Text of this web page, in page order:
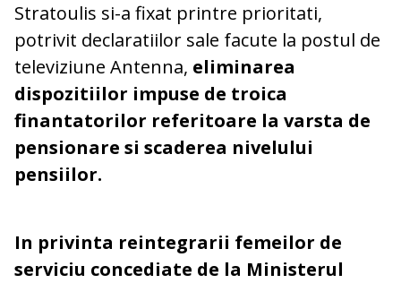
Stratoulis si-a fixat printre prioritati,
potrivit declaratiilor sale facute la postul de
televiziune Antenna, eliminarea
dispozitiilor impuse de troica
finantatorilor referitoare la varsta de
pensionare si scaderea nivelului
pensiilor.
In privinta reintegrarii femeilor de
serviciu concediate de la Ministerul